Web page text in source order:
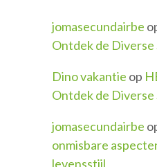
jomasecundairbe
Ontdek de
Dino vakantie op
Ontdek de
jomasecundairbe
onmisbare
levensstijl